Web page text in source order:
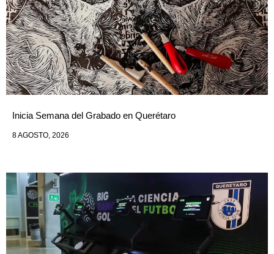
Inicia Semana del Grabado en Querétaro
8 AGOSTO, 2026